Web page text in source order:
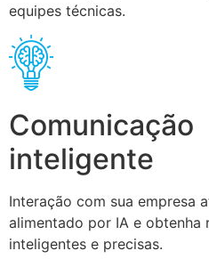
equipes técnicas.
Comunicação
inteligente
Interação com sua empresa
alimentado por IA e obtenha
inteligentes e precisas.